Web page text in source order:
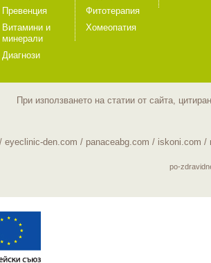
Превенция
Витамини и
минерали
Диагнози
Фитотерапия
Хомеопатия
При използването на статии от сайта,
eyeclinic-den.com / panaceabg.com / iskoni.com /
po-